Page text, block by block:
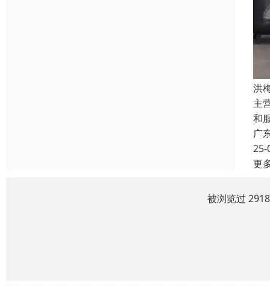
洪
主
和
广
25-
更
被浏览过